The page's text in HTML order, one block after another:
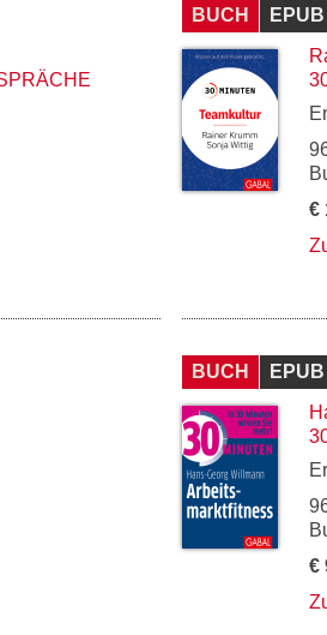
BUCH EPUB
€
BUCH EPUB
€